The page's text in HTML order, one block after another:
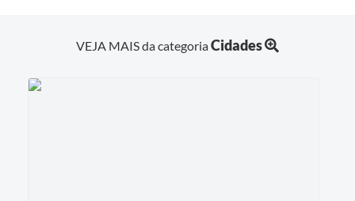
VEJA MAIS da categoriaCidades